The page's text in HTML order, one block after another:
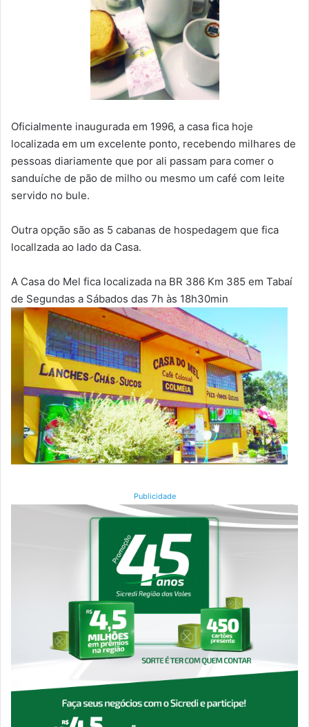
Oficialmente inaugurada em 1996, a casa fica hoje
localizada em um excelente ponto, recebendo milhares de
pessoas diariamente que por ali passam para comer o
sanduíche de pão de milho ou mesmo um café com leite
servido no bule.
Outra opção são as 5 cabanas de hospedagem que fica
locallzada ao lado da Casa.
A Casa do Mel fica localizada na BR 386 Km 385 em Tabaí
de Segundas a Sábados das 7h às 18h30min
Publicidade